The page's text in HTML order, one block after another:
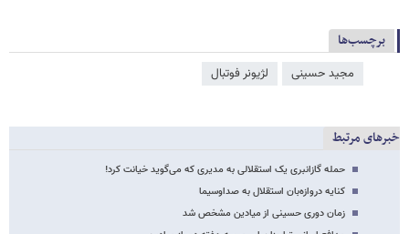
برچسب‌ها
مجید حسینی لژیونر فوتبال
خبرهای مرتبط
حمله گازانبری یک استقلالی به مدیری که می‌گوید خیانت کرد!
کنایه دروازه‌بان استقلال به صداوسیما
زمان دوری حسینی از میادین مشخص شد